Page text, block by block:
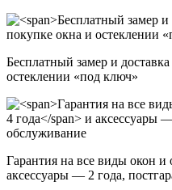
Бесплатный замер и доставка
остеклении «под ключ»
Гарантия на все виды окон и
аксессуары — 2 года,